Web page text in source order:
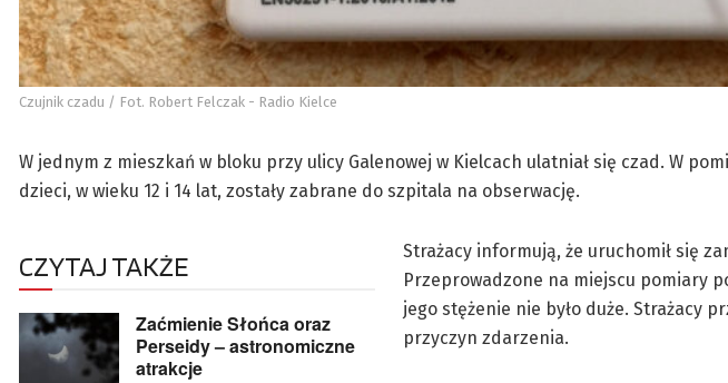
Czujnik czadu / Fot. Robert Felczak - Radio Kielce
W jednym z mieszkań w bloku przy ulicy Galenowej w Kielcach ulatniał się czad. W
dzieci, w wieku 12 i 14 lat, zostały zabrane do szpitala na obserwację.
CZYTAJ TAKŻE
Zaćmienie Słońca oraz
Perseidy – astronomiczne
atrakcje
Strażacy informują, że uruchomił się
Przeprowadzone na miejscu pomiary
jego stężenie nie było duże. Strażacy
przyczyn zdarzenia.